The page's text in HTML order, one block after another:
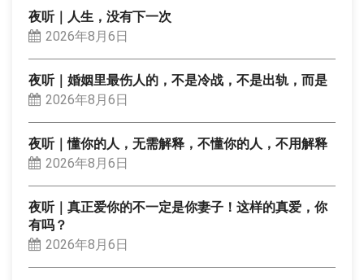
夜听｜人生，没有下一次
2026年8月6日
夜听｜婚姻里最伤人的，不是冷战，不是出轨，而是
2026年8月6日
夜听｜懂你的人，无需解释，不懂你的人，不用解释
2026年8月6日
夜听｜真正爱你的不一定是你妻子！这样的真爱，你
有吗？
2026年8月6日